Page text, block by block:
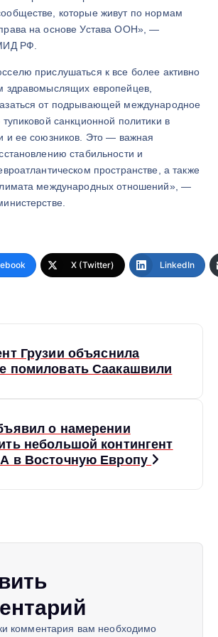
которые живут по нормам
на основе Устава ООН», —
РФ.
прислушаться к все более активно
здравомыслящих европейцев,
от подрывающей международное
санкционной политики в
и ее союзников. Это — важная
стабильности и
пространстве, а также
международных отношений», —
X (Twitter) LinkedIn
Грузии объяснила
помиловать Саакашвили
о намерении
небольшой контингент
в Восточную Европу
комментария вам необходимо